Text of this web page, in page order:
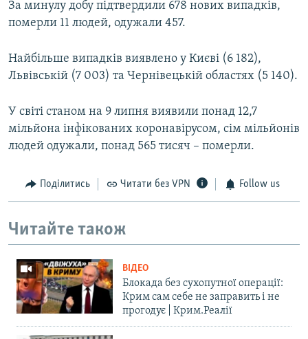
За минулу добу підтвердили 678 нових випадків,
померли 11 людей, одужали 457.
Найбільше випадків виявлено у Києві (6 182),
Львівській (7 003) та Чернівецькій областях (5 140).
У світі станом на 9 липня виявили понад 12,7
мільйона інфікованих коронавірусом, сім мільйонів
людей одужали, понад 565 тисяч – померли.
Поділитись Читати без VPN Follow us
Читайте також
ВІДЕО
Блокада без сухопутної операції:
Крим сам себе не заправить і не
прогодує | Крим.Реалії